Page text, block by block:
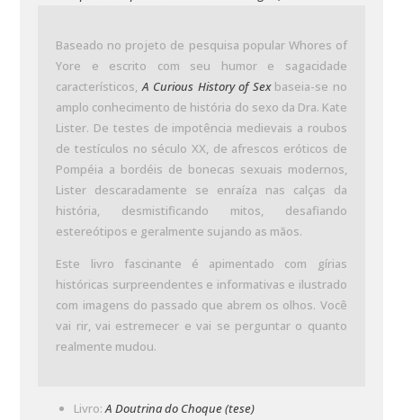
Baseado no projeto de pesquisa popular Whores of
Yore e escrito com seu humor e sagacidade
característicos,A Curious History of Sexbaseia-se no
amplo conhecimento de história do sexo da Dra. Kate
Lister. De testes de impotência medievais a roubos
de testículos no século XX, de afrescos eróticos de
Pompéia a bordéis de bonecas sexuais modernos,
Lister descaradamente se enraíza nas calças da
história, desmistificando mitos, desafiando
estereótipos e geralmente sujando as mãos.
Este livro fascinante é apimentado com gírias
históricas surpreendentes e informativas e ilustrado
com imagens do passado que abrem os olhos. Você
vai rir, vai estremecer e vai se perguntar o quanto
realmente mudou.
Livro:A Doutrina do Choque (tese)